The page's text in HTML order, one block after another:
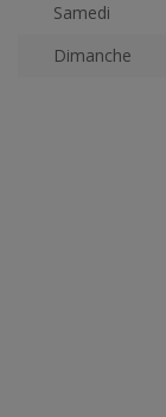
Samedi
Dimanche